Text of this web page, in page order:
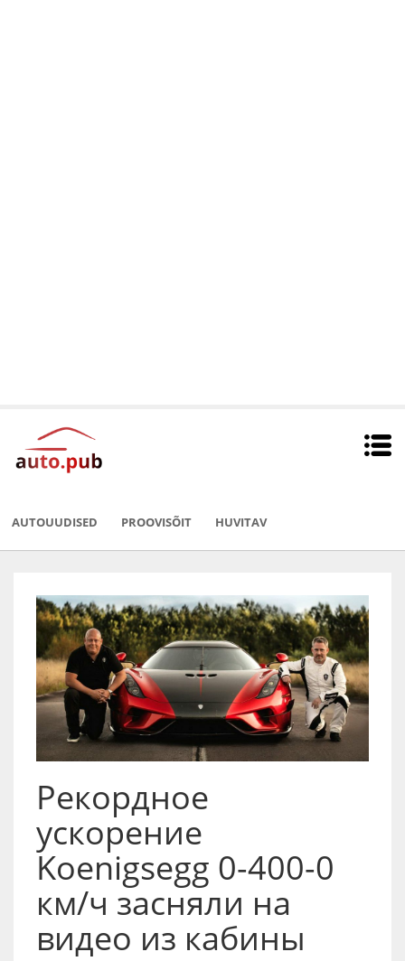
AUTOUUDISED PROOVISÕIT HUVITAV
Рекордное
ускорение
Koenigsegg 0-400-0
км/ч засняли на
видео из кабины